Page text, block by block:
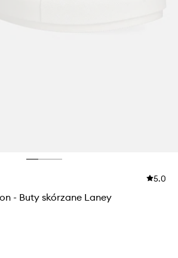
5.0
- Buty skórzane Laney